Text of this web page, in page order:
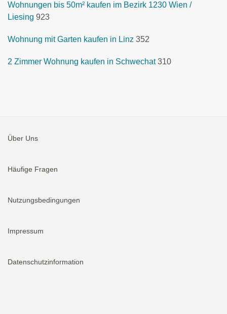
Wohnungen bis 50m² kaufen im Bezirk 1230 Wien /
Liesing 923
Wohnung mit Garten kaufen in Linz 352
2 Zimmer Wohnung kaufen in Schwechat 310
Über Uns
Häufige Fragen
Nutzungsbedingungen
Impressum
Datenschutzinformation